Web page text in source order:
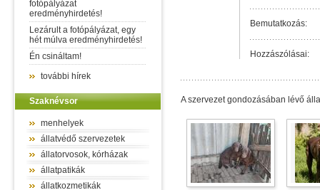
fotópályázat
eredményhirdetés!
Lezárult a fotópályázat, egy
hét múlva eredményhirdetés!
Én csináltam!
további hírek
Szaknévsor
menhelyek
állatvédő szervezetek
állatorvosok, kórházak
állatpatikák
állatkozmetikák
Bemutatkozás:
Hozzászólásai:
A szervezet gondozásában lévő